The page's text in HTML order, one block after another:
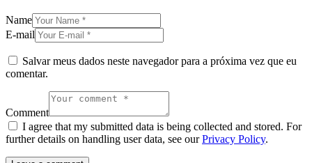
Name
E-mail
Salvar meus dados neste navegador para a próxima vez que eu
comentar.
Comment
I agree that my submitted data is being collected and stored. For
further details on handling user data, see ourPrivacy Policy.